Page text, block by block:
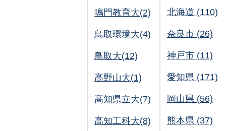
鳴門教育大(2)
鳥取環境大(4)
鳥取大(12)
高野山大(1)
高知県立大(7)
高知工科大(8)
北海道 (110)
奈良市 (26)
神戸市 (11)
愛知県 (171)
岡山県 (56)
熊本県 (37)